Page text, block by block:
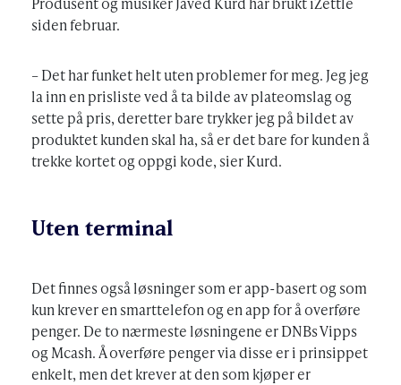
siden februar.
– Det har funket helt uten problemer for meg. Jeg jeg
la inn en prisliste ved å ta bilde av plateomslag og
sette på pris, deretter bare trykker jeg på bildet av
produktet kunden skal ha, så er det bare for kunden å
trekke kortet og oppgi kode, sier Kurd.
Uten terminal
Det finnes også løsninger som er app-basert og som
kun krever en smarttelefon og en app for å overføre
penger. De to nærmeste løsningene er DNBs Vipps
og Mcash. Å overføre penger via disse er i prinsippet
enkelt, men det krever at den som kjøper er